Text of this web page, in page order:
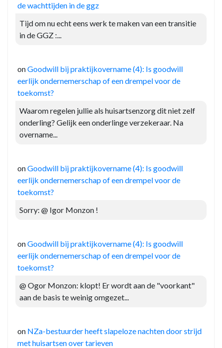
de wachttijden in de ggz
Tijd om nu echt eens werk te maken van een transitie
in de GGZ :...
onGoodwill bij praktijkovername (4): Is goodwill
eerlijk ondernemerschap of een drempel voor de
toekomst?
Waarom regelen jullie als huisartsenzorg dit niet zelf
onderling? Gelijk een onderlinge verzekeraar. Na
overname...
onGoodwill bij praktijkovername (4): Is goodwill
eerlijk ondernemerschap of een drempel voor de
toekomst?
Sorry: @ Igor Monzon !
onGoodwill bij praktijkovername (4): Is goodwill
eerlijk ondernemerschap of een drempel voor de
toekomst?
@ Ogor Monzon: klopt! Er wordt aan de "voorkant"
aan de basis te weinig omgezet...
on NZa-bestuurder heeft slapeloze nachten door strijd
met huisartsen over tarieven